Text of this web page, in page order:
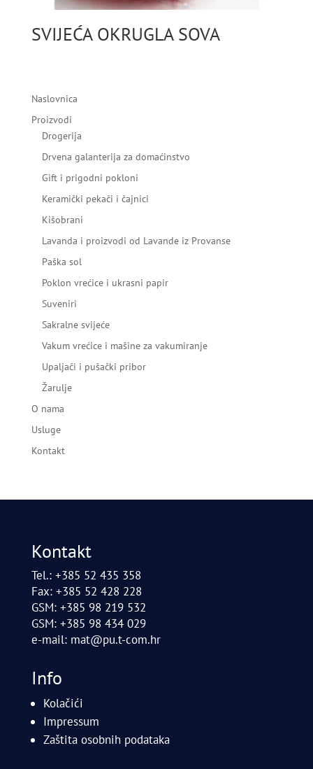
SVIJEĆA OKRUGLA SOVA
Naslovnica
Proizvodi
Drogerija
Drvena galanterija za domaćinstvo
Gift i prigodni pokloni
Keramički pekači i čajnici
Kišobrani
Lavanda i proizvodi od Lavande iz Provanse
Paška sol
Poklon vrećice i ukrasni papir
Suveniri
Sakralne svijeće
Vakum vrećice i mašine za vakumiranje
Upaljači i pušački pribor
Žarulje
O nama
Usluge
Kontakt
Kontakt
Tel.: +385 52 435 358
Fax: +385 52 428 228
GSM: +385 98 219 532
GSM: +385 98 434 029
e-mail: mat@pu.t-com.hr
Info
Kolačići
Impressum
Zaštita osobnih podataka